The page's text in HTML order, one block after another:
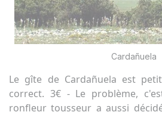
Cardañuela
Le gîte de Cardañuela est
correct. 3€ - Le problème,
ronfleur tousseur a aussi